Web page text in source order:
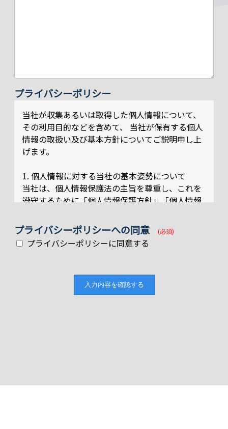
プライバシーポリシー
当社が収集あるいは取得した個人情報について、
その利用目的などを含めて、 当社が保有する個人
情報の取扱い及び基本方針についてご説明申し上
げます。
1. 個人情報に対する当社の基本姿勢について
当社は、個人情報保護法の主旨を尊重し、これを
遵守するために「個人情報保護方針」「個人情報
護のための管理体制を確立すると共に、社内規定
に従い適切かつ慎重に取り扱います。
当社は、当社における個人情報の取得、利用、提
供等に関して諸規則を策定し、これに基づき個人
情報を適切に取り扱います。
理した内容の記録・整理のため・お客様へのサー
プライバシーポリシーへの同意 (必須)
プライバシーポリシーに同意する